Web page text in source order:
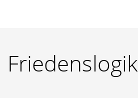
Friedenslogik